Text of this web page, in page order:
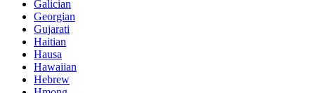
Galician
Georgian
Gujarati
Haitian
Hausa
Hawaiian
Hebrew